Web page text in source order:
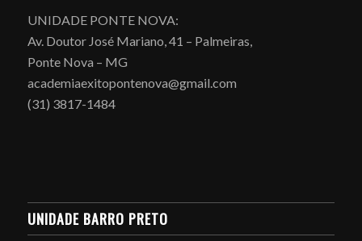
UNIDADE PONTE NOVA:
Av. Doutor José Mariano, 41 – Palmeiras,
Ponte Nova – MG
academiaexitopontenova@gmail.com
(31) 3817-1484
UNIDADE BARRO PRETO